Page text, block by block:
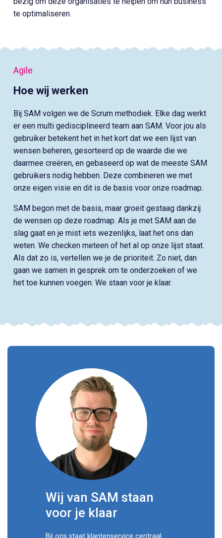
te optimaliseren.
Hoe wij werken
Agile
Bij SAM volgen we de Scrum methodiek. Elke dag werkt
er een multi gedisciplineerd team aan SAM. Voor jou als
gebruiker betekent het in het kort dat we een lijst van
wensen beheren, gesorteerd op de waarde die we
daarmee creëren, en gebaseerd op wat de meeste SAM
gebruikers nodig hebben. Deze combineren we met
onze eigen visie en dit is de basis voor onze roadmap.
SAM begon met de basis, maar groeit gestaag dankzij
de wensen op deze roadmap. Als je met SAM aan de
slag gaat en je mist iets wezenlijks, laat het ons dan
weten. We checken meteen of het al op onze lijst staat.
Als dat zo is, vertellen we je de prioriteit. Zo niet, dan
gaan we samen in gesprek om te onderzoeken of we
het toe kunnen voegen. We staan voor je klaar.
Wij van SAM staan
voor je klaar
Bij ons staat klantenservice centraal.